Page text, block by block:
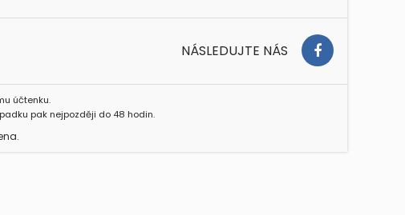
NÁSLEDUJTE NÁS
účtenku.
pak nejpozději do 48 hodin.